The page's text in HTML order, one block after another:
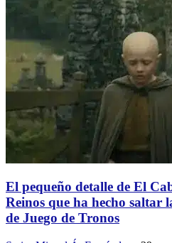
El pequeño detalle de El
Reinos que ha hecho saltar
de Juego de Tronos